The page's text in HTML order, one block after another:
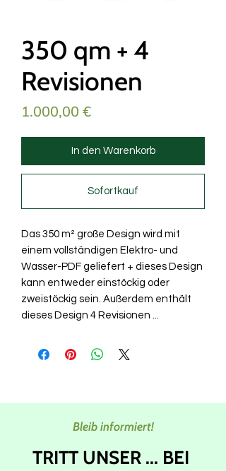
350 qm + 4
Revisionen
1.000,00 €Preis
In den Warenkorb
Sofortkauf
Das 350 m² große Design wird mit
einem vollständigen Elektro- und
Wasser-PDF geliefert + dieses Design
kann entweder einstöckig oder
zweistöckig sein. Außerdem enthält
dieses Design 4 Revisionen ...
Bleib informiert!
TRITT UNSER ... BEI